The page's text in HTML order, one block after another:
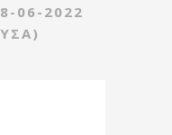
06-2022